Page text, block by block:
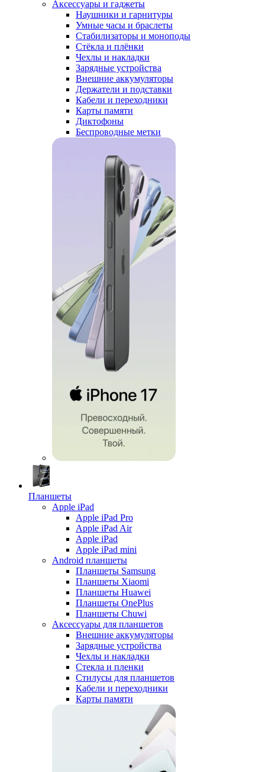
Аксессуары и гаджеты
Наушники и гарнитуры
Умные часы и браслеты
Стабилизаторы и моноподы
Стёкла и плёнки
Чехлы и накладки
Зарядные устройства
Внешние аккумуляторы
Держатели и подставки
Кабели и переходники
Карты памяти
Диктофоны
Беспроводные метки
Планшеты
Apple iPad
Apple iPad Pro
Apple iPad Air
Apple iPad
Apple iPad mini
Android планшеты
Планшеты Samsung
Планшеты Xiaomi
Планшеты Huawei
Планшеты OnePlus
Планшеты Chuwi
Аксессуары для планшетов
Внешние аккумуляторы
Зарядные устройства
Чехлы и накладки
Стекла и пленки
Стилусы для планшетов
Кабели и переходники
Карты памяти